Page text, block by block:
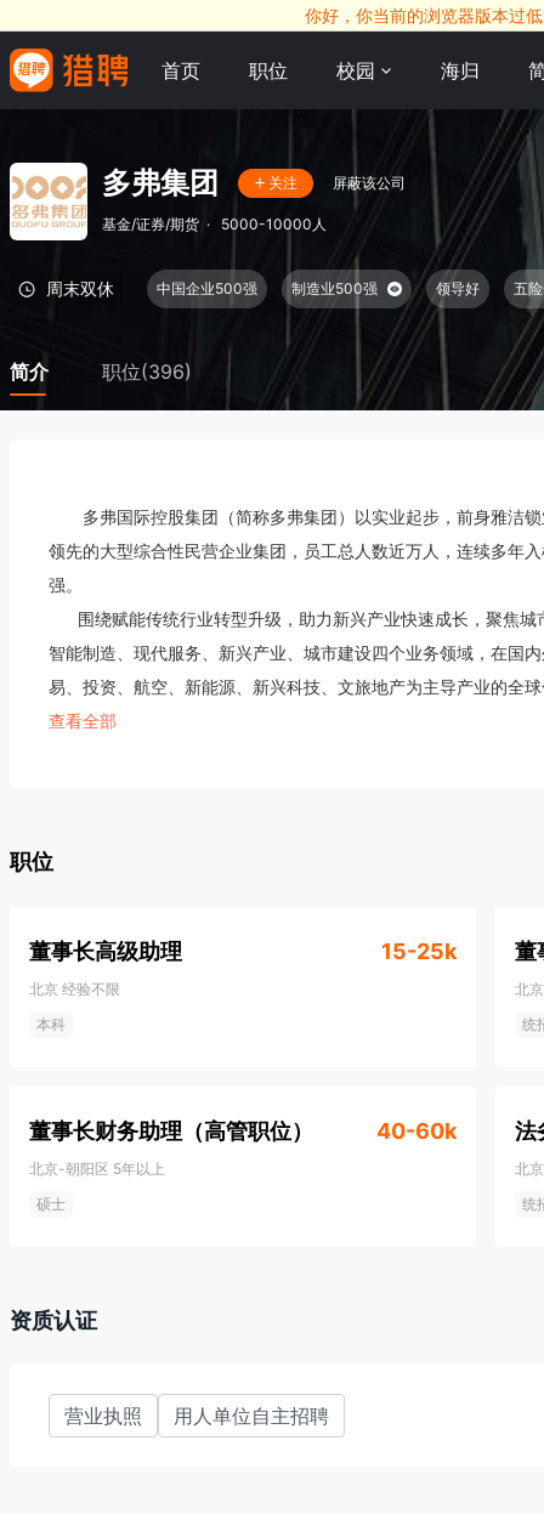
你好，你当前的浏览器版本过
首页 职位 校园 海归
多弗集团 关注 屏蔽该公司
基金/证券/期货 · 5000-10000人
周末双休 中国企业500强 制造业500强 领导好 五
简介 职位(396)
领先的大型综合性民营企业集团，员工总人数近万人，连续多年
强。
智能制造、现代服务、新兴产业、城市建设四个业务领域，在国
易、投资、航空、新能源、新兴科技、文旅地产为主导产业的全
和民生国际（00938.HK)2家上市公司，服务全球多个国家及地区
新发展。
一代出行方式的创造者和引领者，自主研发超轻型运动直升机、
机、涡轴发动机等一系列创新高科技产品，布局上海、米兰、温
展水平。多弗新能源以成为全球技术领先的碳中和综合解决方案
       同时，多弗集团加速发展现代服务业。新型现代服务业综合运营商奥特莱斯（中国）创建具有中国特色的
泛奥莱模式，助力地方政府产业转型升级。旗下知名 IP 托尼洛
化、专业化发展。
文旅大消费产业。
任，践行社会责任，助力乡村振兴。与合作伙伴携手，为中国经
查看全部
职位
董事长高级助理 15-25k
北京 经验不限
本科
董
北京
统
董事长财务助理（高管职位） 40-60k
北京-朝阳区 5年以上
硕士
法
北京
统
资质认证
营业执照 用人单位自主招聘